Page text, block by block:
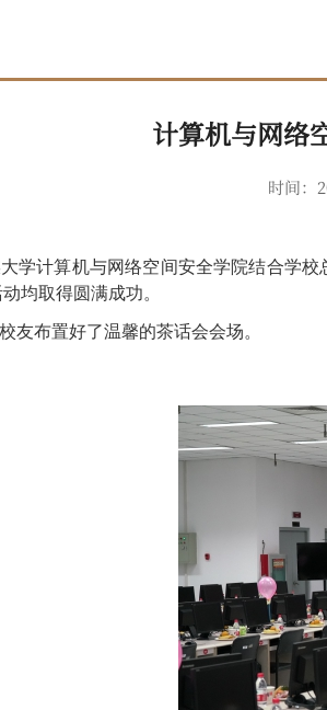
计算机与网络
时间：
学计算机与网络空间安全学院结合学
均取得圆满成功。
友布置好了温馨的茶话会会场。